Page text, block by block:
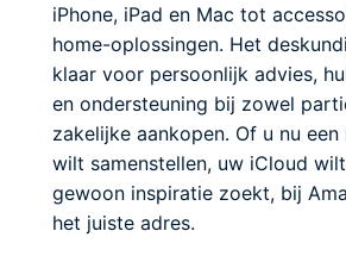
iPhone, iPad en Mac tot
home-oplossingen. Het
klaar voor persoonlijk advies,
en ondersteuning bij zowel
zakelijke aankopen. Of u nu een
wilt samenstellen, uw iCloud
gewoon inspiratie zoekt, bij
het juiste adres.